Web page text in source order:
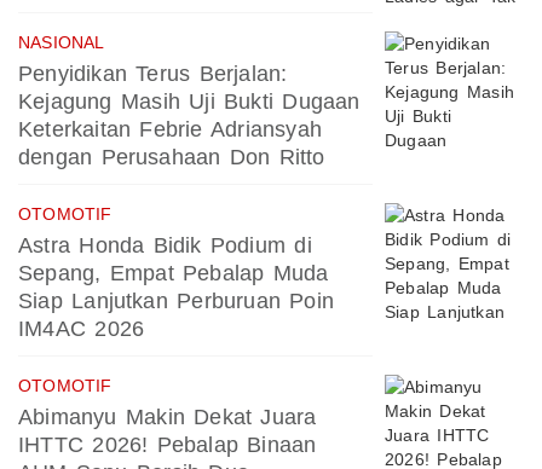
NASIONAL
Penyidikan Terus Berjalan:
Kejagung Masih Uji Bukti Dugaan
Keterkaitan Febrie Adriansyah
dengan Perusahaan Don Ritto
OTOMOTIF
Astra Honda Bidik Podium di
Sepang, Empat Pebalap Muda
Siap Lanjutkan Perburuan Poin
IM4AC 2026
OTOMOTIF
Abimanyu Makin Dekat Juara
IHTTC 2026! Pebalap Binaan